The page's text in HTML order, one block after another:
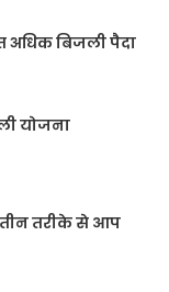
अधिक बिजली पैदा
योजना
तरीके से आप